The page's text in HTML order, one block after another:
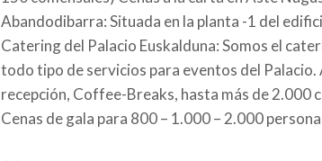
Abandodibarra: Situada en la planta -1 del
Catering del Palacio Euskalduna: Somos el
todo tipo de servicios para eventos del
recepción, Coffee-Breaks, hasta más de 2.000
Cenas de gala para 800 – 1.000 – 2.000